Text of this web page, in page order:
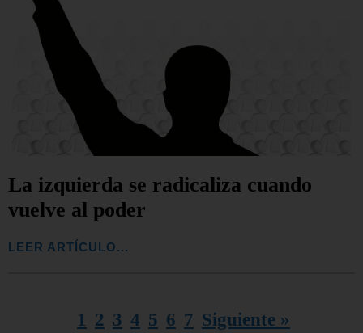
La izquierda se radicaliza cuando
vuelve al poder
LEER ARTÍCULO...
1 2 3 4 5 6 7 Siguiente »